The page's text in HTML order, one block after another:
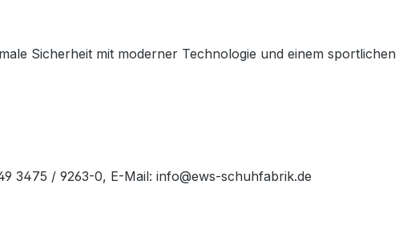
Sicherheit mit moderner Technologie und einem
3475 / 9263-0, E-Mail: info@ews-schuhfabrik.de